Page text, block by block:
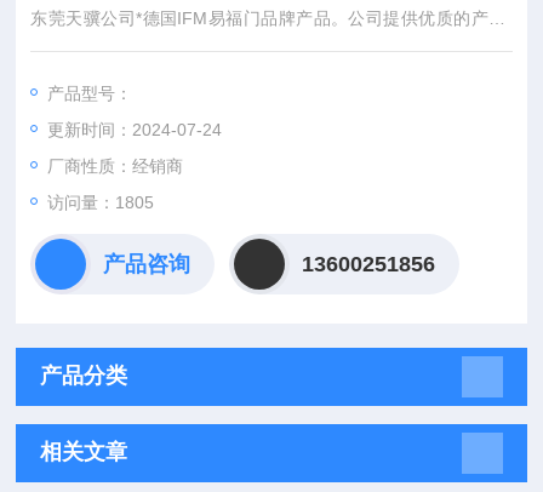
东莞天骥公司*德国IFM易福门品牌产品。公司提供优质的产品*
德国IFM接近开关系列，长期备货大量库存，先抢先得！欢迎广
直接由国外原厂家拿货报关过来，品质有保证，价格有优惠， 可
开票13%增值税税及含运费，选择过我们用户都会重复的购买！
我司以诚信为主，薄利多销为di一。
产品型号：
更新时间：2024-07-24
厂商性质：经销商
访问量：1805
产品咨询 13600251856
产品分类
相关文章